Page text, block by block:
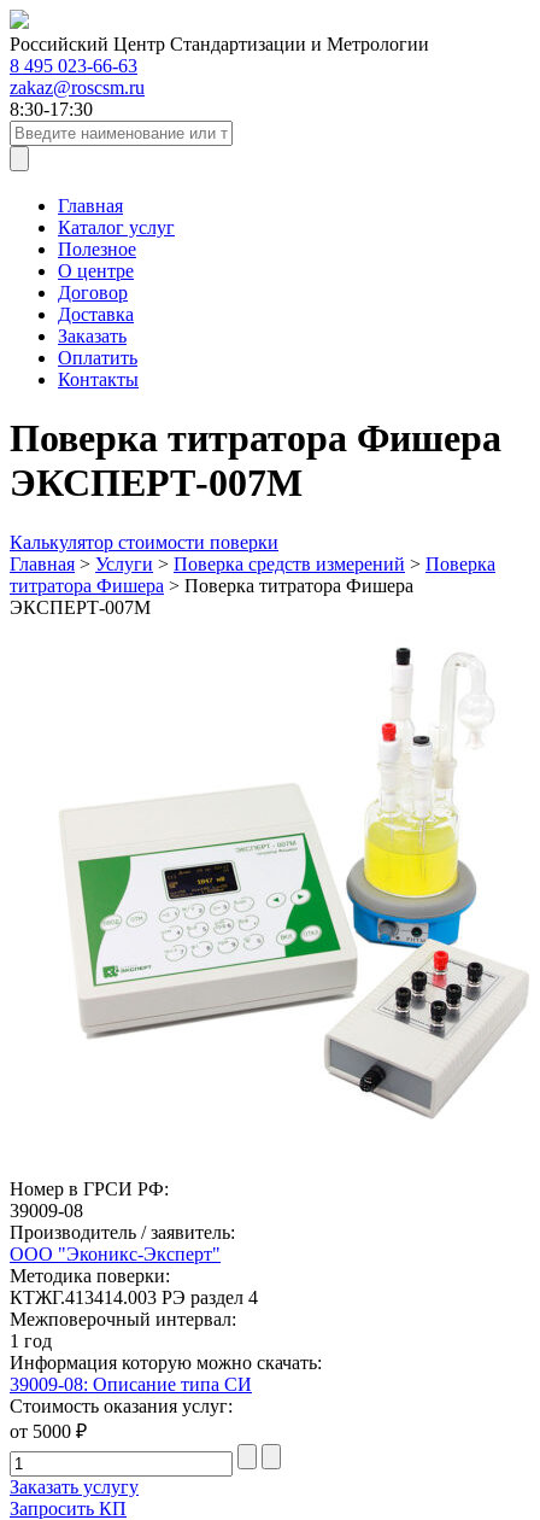
Российский Центр Стандартизации и Метрологии
8 495 023-66-63
zakaz@roscsm.ru
8:30-17:30
Главная
Каталог услуг
Полезное
О центре
Договор
Доставка
Заказать
Оплатить
Контакты
Поверка титратора Фишера
ЭКСПЕРТ-007М
Калькулятор стоимости поверки
Главная > Услуги > Поверка средств измерений > Поверка
титратора Фишера > Поверка титратора Фишера
ЭКСПЕРТ-007М
Номер в ГРСИ РФ:
39009-08
Производитель / заявитель:
ООО "Эконикс-Эксперт"
Методика поверки:
КТЖГ.413414.003 РЭ раздел 4
Межповерочный интервал:
1 год
Информация которую можно скачать:
39009-08: Описание типа СИ
Стоимость оказания услуг:
от 5000 ₽
Заказать услугу
Запросить КП